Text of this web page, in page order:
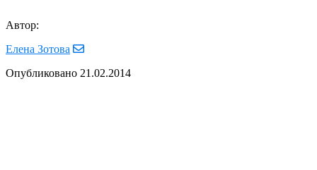
Автор:
Елена Зотова
Опубликовано 21.02.2014